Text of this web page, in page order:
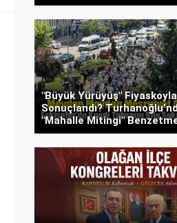
"Büyük Yürüyüş" Fiyaskoyla
Sonuçlandı?
"Mahalle Mitingi"